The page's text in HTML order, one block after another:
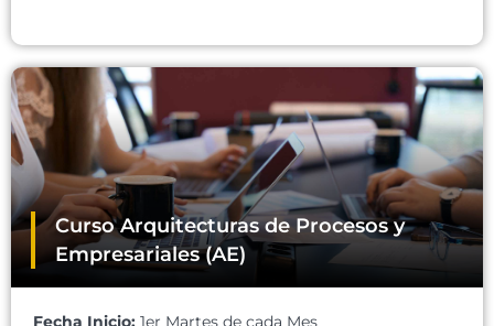
Curso Arquitecturas de Procesos y
Empresariales (AE)
Fecha Inicio: 1er Martes de cada Mes